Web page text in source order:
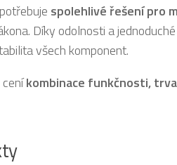
spolehlivé řešení pro
Díky odolnosti a
všech komponent.
ceníkombinace funkčnosti,